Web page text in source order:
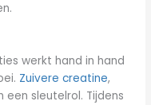
werkt hand in hand
Zuivere creatine,
een sleutelrol. Tijdens